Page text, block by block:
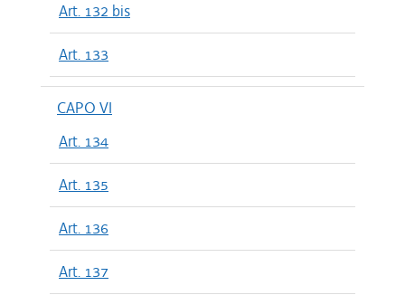
Art. 132 bis
Art. 133
CAPO VI
Art. 134
Art. 135
Art. 136
Art. 137